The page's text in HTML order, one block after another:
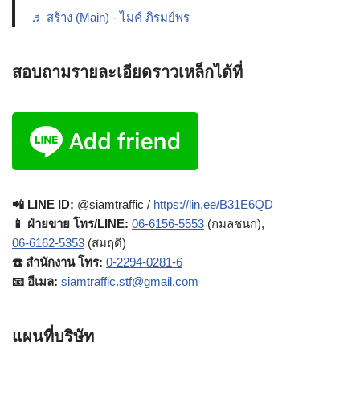
♬ สร้าง (Main) - ไมค์ ภิรมย์พร
สอบถามรายละเอียดราวเหล็กได้ที่
📲 LINE ID: @siamtraffic / https://lin.ee/B31E6QD
📱 ฝ่ายขาย โทร/LINE: 06-6156-5553 (กมลชนก),
06-6162-5353 (สมฤดี)
☎️ สำนักงาน โทร: 0-2294-0281-6
📧 อีเมล: siamtraffic.stf@gmail.com
แผนที่บริษัท